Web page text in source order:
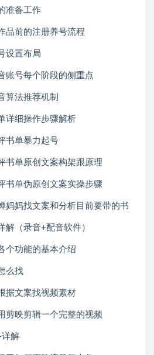
准备工作
品前的注册养号流程
设置布局
账号每个阶段的侧重点
算法推荐机制
详细操作步骤解析
书单暴力起号
书单原创文案构架跟原理
书单伪原创文案实操步骤
妈妈找文案和分析目前要带的书
解（录音+配音软件）
个功能的基本介绍
么找
据文案找视频素材
剪映剪辑一个完整的视频
详解